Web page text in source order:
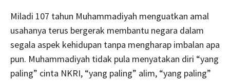
Miladi 107 tahun Muhammadiyah menguatkan amal
usahanya terus bergerak membantu negara dalam
segala aspek kehidupan tanpa mengharap imbalan apa
pun. Muhammadiyah tidak pula menyatakan diri “yang
paling” cinta NKRI, “yang paling” alim, “yang paling”